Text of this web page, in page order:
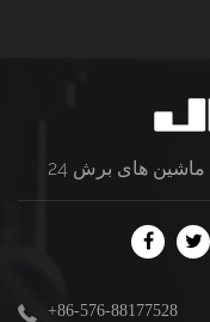
ماشین های برش
+86-576-88177528